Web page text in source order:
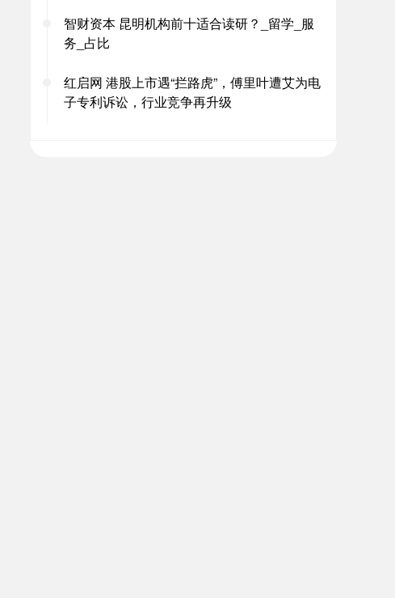
智财资本 昆明机构前十适合读研？_留学_服
务_占比
红启网 港股上市遇“拦路虎”，傅里叶遭艾为电
子专利诉讼，行业竞争再升级